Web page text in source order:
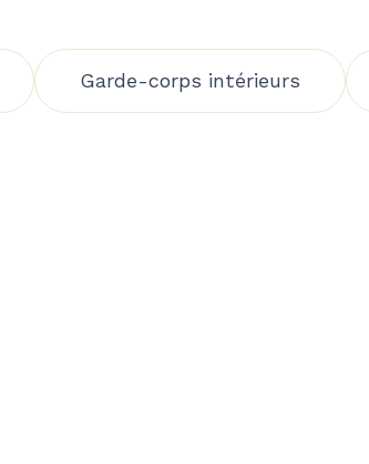
Garde-corps intérieurs